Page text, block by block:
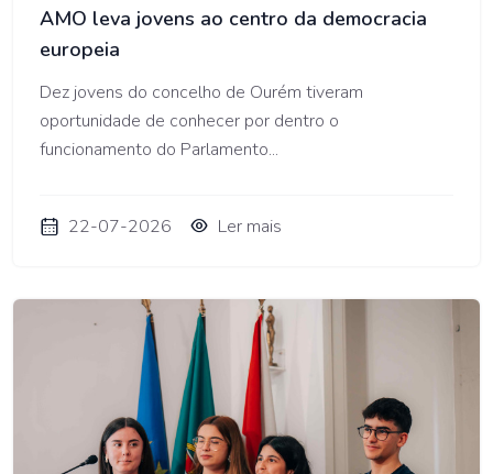
AMO leva jovens ao centro da democracia
europeia
Dez jovens do concelho de Ourém tiveram
oportunidade de conhecer por dentro o
funcionamento do Parlamento...
22-07-2026 Ler mais